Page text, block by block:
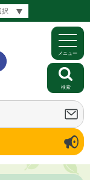
メニュー
検索